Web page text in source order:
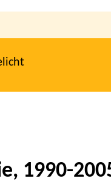
1990-